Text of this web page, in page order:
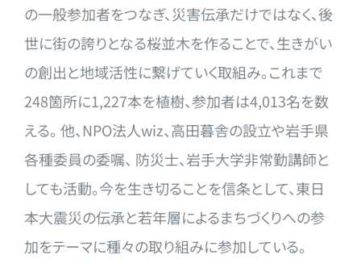
の一般参加者をつなぎ、災害伝承だけではなく、後
世に街の誇りとなる桜並木を作ることで、生きがい
の創出と地域活性に繋げていく取組み。これまで
248箇所に1,227本を植樹、参加者は4,013名を数
える。 他、NPO法人wiz、高田暮舎の設立や岩手県
各種委員の委嘱、 防災士、岩手大学非常勤講師と
しても活動。今を生き切ることを信条として、東日
本大震災の伝承と若年層によるまちづくりへの参
加をテーマに種々の取り組みに参加している。